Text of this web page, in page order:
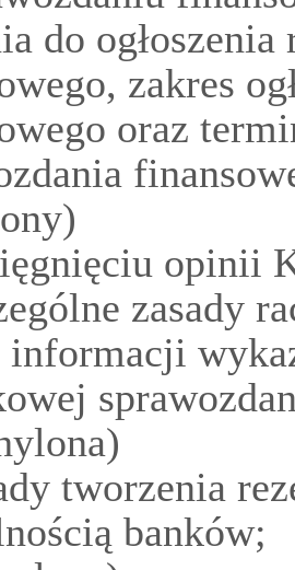
do
zakres
oraz
opinii
zasady
informacji
tworzenia
banków;